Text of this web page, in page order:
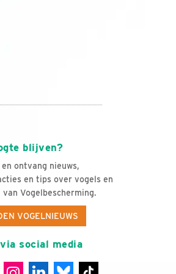
blijven?
ontvang nieuws,
en tips over vogels en
Vogelbescherming.
VOGELNIEUWS
social media